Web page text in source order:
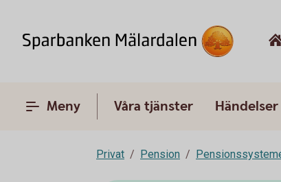
Meny Våra tjänster
Privat Pension